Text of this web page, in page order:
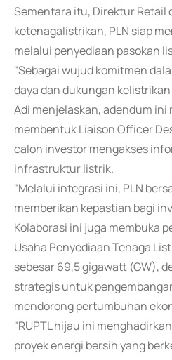
Sementara itu, Direktur Retail
ketenagalistrikan, PLN siap
melalui penyediaan pasokan
"Sebagai wujud komitmen
daya dan dukungan
Adi menjelaskan, adendum ini
membentuk Liaison Officer
calon investor mengakses
infrastruktur listrik.
"Melalui integrasi ini, PLN
memberikan kepastian bagi
Kolaborasi ini juga membuka
Usaha Penyediaan Tenaga
sebesar 69,5 gigawatt (GW),
strategis untuk
mendorong pertumbuhan
"RUPTL hijau ini
proyek energi bersih yang